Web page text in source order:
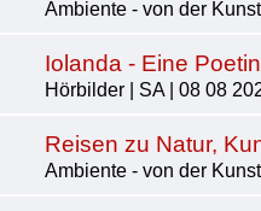
Ambiente - von der
Iolanda - Eine
Hörbilder | SA | 08 08
Reisen zu Natur,
Ambiente - von der